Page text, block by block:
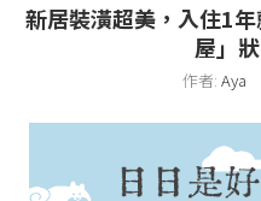
新居裝潢超美，入住1
屋」
作者: Aya